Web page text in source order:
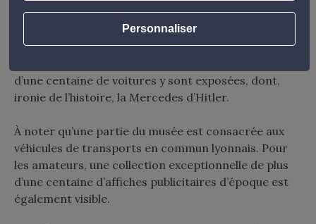
Reprenant son métier après-guerre, Henri Malartre
a donc vu sa collection s’agrandir, avant de décider
d’ouvrir un musée en 1960, avec pour cadre le
d’une centaine de voitures y sont exposées, dont,
ironie de l’histoire, la Mercedes d’Hitler.
À noter qu’une partie du musée est consacrée aux
véhicules de transports en commun lyonnais. Pour
les amateurs, une collection exceptionnelle de plus
d’une centaine d’affiches publicitaires d’époque est
également visible.
Personnaliser